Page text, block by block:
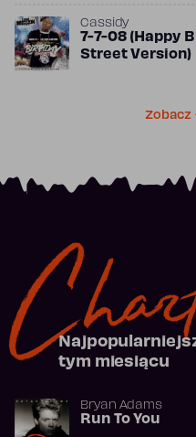
Cassidy
7-7-08 (Happy
Street Version)
Zobacz
tym miesiącu
Bryan Adams
Run To You